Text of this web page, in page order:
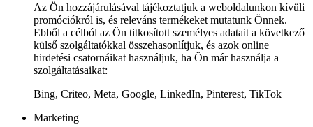
Az Ön hozzájárulásával tájékoztatjuk a weboldalunkon kívüli
promóciókról is, és releváns termékeket mutatunk Önnek.
Ebből a célból az Ön titkosított személyes adatait a következő
külső szolgáltatókkal összehasonlítjuk, és azok online
hirdetési csatornáikat használjuk, ha Ön már használja a
szolgáltatásaikat:
Bing, Criteo, Meta, Google, LinkedIn, Pinterest, TikTok
Marketing